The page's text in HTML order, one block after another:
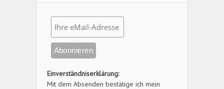
Einverständniserklärung:
Mit dem Absenden bestätige ich mein